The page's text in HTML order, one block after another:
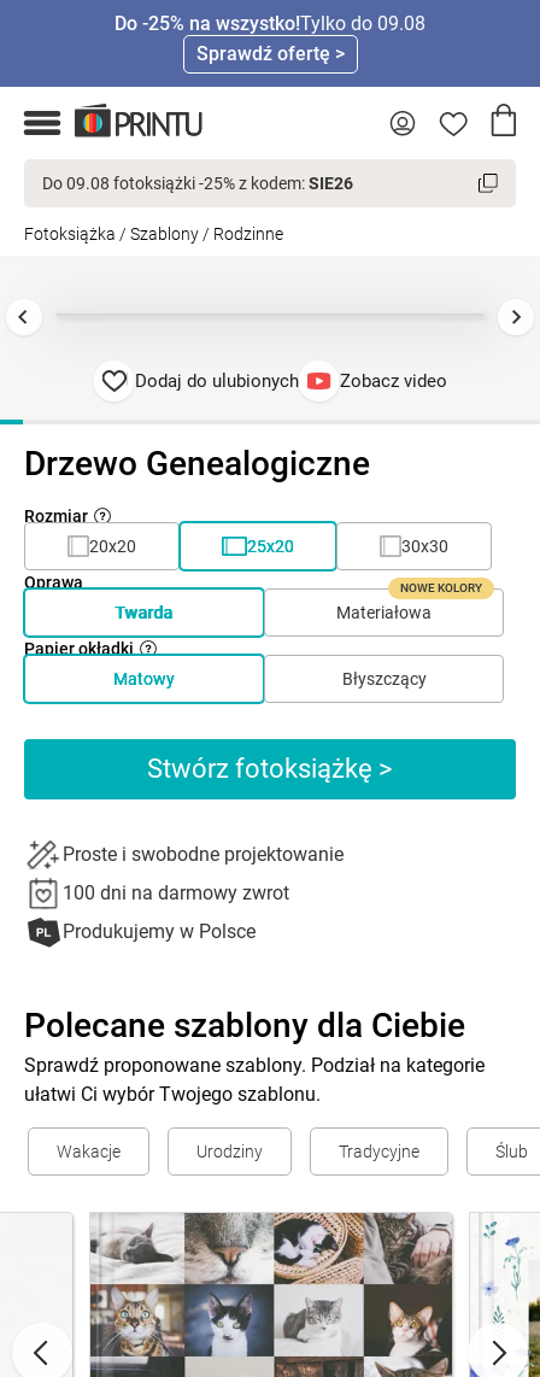
Do -25% na wszystko!Tylko do 09.08
Sprawdź ofertę >
Do 09.08 fotoksiążki -25% z kodem:SIE26
Fotoksiążka / Szablony / Rodzinne
Dodaj do ulubionych Zobacz video
Drzewo Genealogiczne
Rozmiar
20x20
25x20
30x30
Oprawa
Twarda
Materiałowa
NOWE KOLORY
Papier okładki
Matowy
Błyszczący
Stwórz fotoksiążkę >
Proste i swobodne projektowanie
100 dni na darmowy zwrot
Produkujemy w Polsce
Polecane szablony dla Ciebie
Sprawdź proponowane szablony. Podział na kategorie
ułatwi Ci wybór Twojego szablonu.
Wakacje Urodziny Tradycyjne Ślub